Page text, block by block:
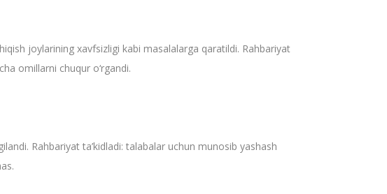
joylarining xavfsizligi kabi masalalarga qaratildi. Rahbariyat
omillarni chuqur o‘rgandi.
Rahbariyat ta’kidladi: talabalar uchun munosib yashash